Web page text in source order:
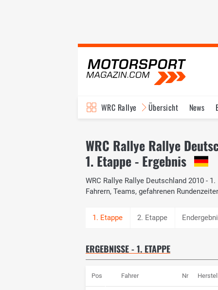
WRC Rallye Übersicht News
WRC Rallye Rallye
1. Etappe - Ergebnis
WRC Rallye Rallye Deutschland 2010 -
Fahrern, Teams, gefahrenen
2. Etappe
ERGEBNISSE - 1. ETAPPE
Pos Fahrer Nr